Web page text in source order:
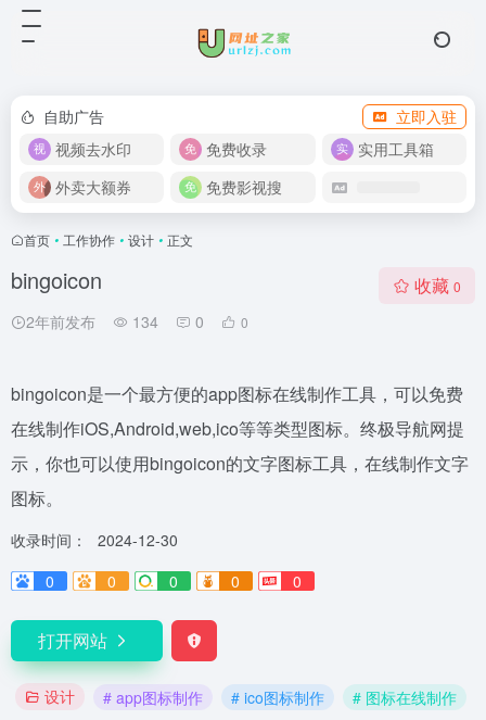
自助广告
立即入驻
视频去水印
免费收录
实用工具箱
外卖大额券
免费影视搜
首页 • 工作协作 • 设计 • 正文
bingoicon
2年前发布 134 0 0
收藏 0
bingoicon是一个最方便的app图标在线制作工具，可以免费
在线制作iOS,Android,web,ico等等类型图标。终极导航网提
示，你也可以使用bingoicon的文字图标工具，在线制作文字
图标。
收录时间：
2024-12-30
0
0 0 0 0
打开网站
设计 # app图标制作 # ico图标制作 # 图标在线制作